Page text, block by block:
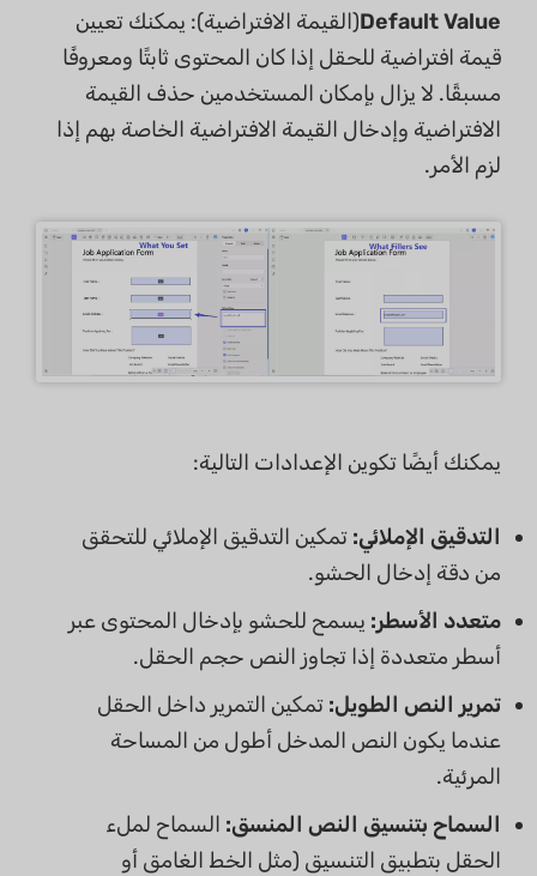
Default Value(القيمة الافتراضية): يمكنك تعيين
قيمة افتراضية للحقل إذا كان المحتوى ثابتًا ومعروفًا
مسبقًا. لا يزال بإمكان المستخدمين حذف القيمة
الافتراضية وإدخال القيمة الافتراضية الخاصة بهم إذا
لزم الأمر.
يمكنك أيضًا تكوين الإعدادات التالية:
التدقيق الإملائي: تمكين التدقيق الإملائي للتحقق
من دقة إدخال الحشو.
متعدد الأسطر: يسمح للحشو بإدخال المحتوى عبر
أسطر متعددة إذا تجاوز النص حجم الحقل.
تمرير النص الطويل: تمكين التمرير داخل الحقل
عندما يكون النص المدخل أطول من المساحة
المرئية.
السماح بتنسيق النص المنسق: السماح لملء
الحقل بتطبيق التنسيق (مثل الخط الغامق أو